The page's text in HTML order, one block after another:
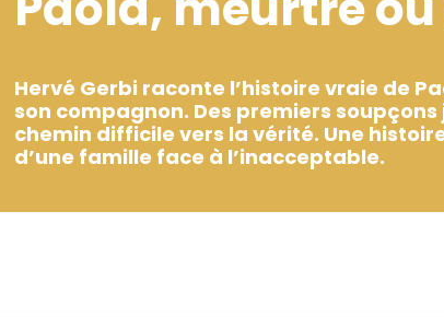
Hervé Gerbi raconte l’histoire vraie de
son compagnon. Des premiers
chemin difficile vers la vérité. Une
d’une famille face à l’inacceptable.